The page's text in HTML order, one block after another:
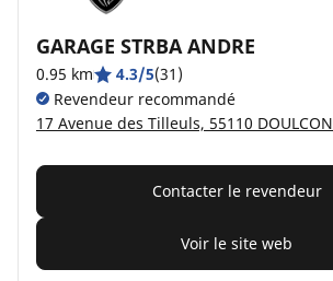
GARAGE STRBA ANDRE
0.95 km 4.3/5(31)
Revendeur recommandé
17 Avenue des Tilleuls, 55110 DOULCON
Contacter le revendeur
Voir le site web